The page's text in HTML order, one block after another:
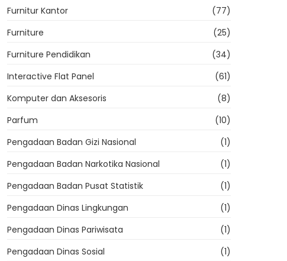
Furnitur Kantor
(77)
Furniture
(25)
Furniture Pendidikan
(34)
Interactive Flat Panel
(61)
Komputer dan Aksesoris
(8)
Parfum
(10)
Pengadaan Badan Gizi Nasional
(1)
Pengadaan Badan Narkotika Nasional
(1)
Pengadaan Badan Pusat Statistik
(1)
Pengadaan Dinas Lingkungan
(1)
Pengadaan Dinas Pariwisata
(1)
Pengadaan Dinas Sosial
(1)